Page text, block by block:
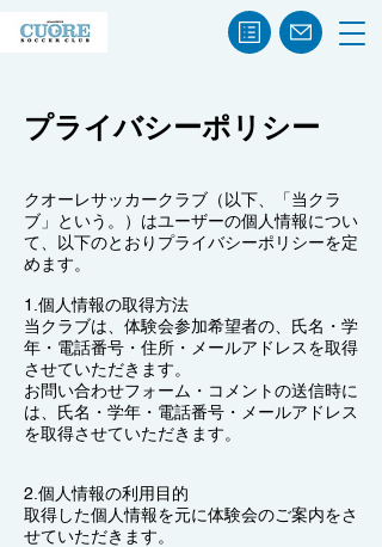
​プライバシーポリシー
クオーレサッカークラブ（以下、「当クラ
ブ」という。）はユーザーの個人情報につい
て、以下のとおりプライバシーポリシーを定
めます。
1.個人情報の取得方法
当クラブは、体験会参加希望者の、氏名・学
年・電話番号・住所・メールアドレスを取得
させていただきます。
お問い合わせフォーム・コメントの送信時に
は、氏名・学年・電話番号・メールアドレス
を取得させていただきます。
2.個人情報の利用目的
取得した個人情報を元に体験会のご案内をさ
せていただきます。